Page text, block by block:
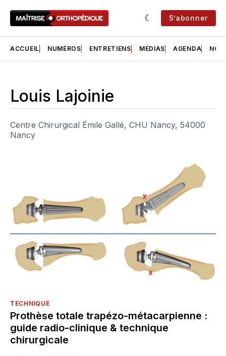
S’abonner
ACCUEIL NUMÉROS ENTRETIENS MÉDIAS AGENDA NOS
Louis Lajoinie
Centre Chirurgical Émile Gallé, CHU Nancy, 54000
Nancy
TECHNIQUE
Prothèse totale trapézo-métacarpienne :
guide radio-clinique & technique
chirurgicale